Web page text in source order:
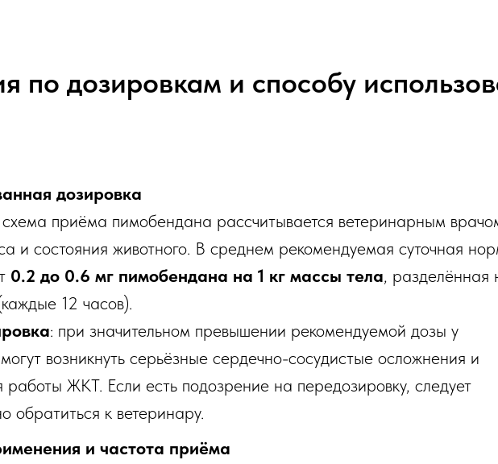
по дозировкам и способу
дозировка
приёма пимобендана рассчитывается ветеринарным
и состояния животного. В среднем рекомендуемая суточная
0.2 до 0.6 мг пимобендана на 1 кг массы тела, разделённая
12 часов).
: при значительном превышении рекомендуемой дозы у
возникнуть серьёзные сердечно-сосудистые осложнения и
ЖКТ. Если есть подозрение на передозировку, следует
обратиться к ветеринару.
и частота приёма